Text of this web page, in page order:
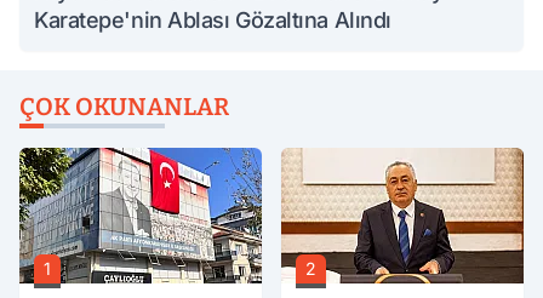
Karatepe'nin Ablası Gözaltına Alındı
ÇOK OKUNANLAR
1 2